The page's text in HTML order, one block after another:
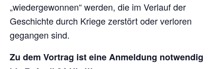
„wiedergewonnen“ werden, die im Verlauf der
Geschichte durch Kriege zerstört oder verloren
gegangen sind.
Zu dem Vortrag ist eine Anmeldung notwendig